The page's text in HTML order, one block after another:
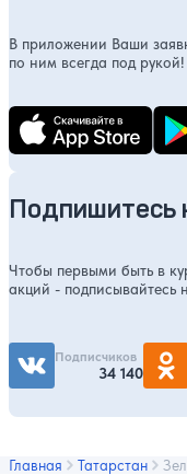
В приложении Ваши
по ним всегда под рукой!
Подпишитесь
Чтобы первыми быть в
акций - подписывайтесь
Подписчиков
34 140
Главная Татарстан